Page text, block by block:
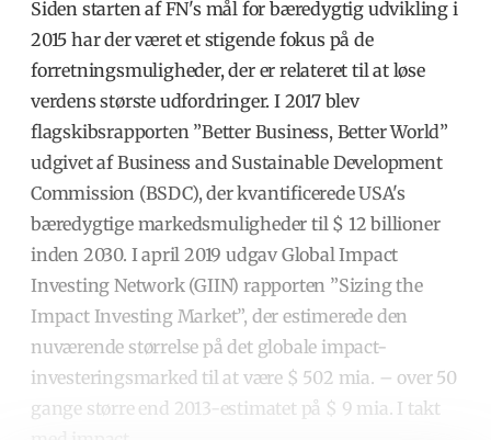
Siden starten af ​​FN's mål for bæredygtig udvikling i
2015 har der været et stigende fokus på de
forretningsmuligheder, der er relateret til at løse
verdens største udfordringer. I 2017 blev
flagskibsrapporten ”Better Business, Better World”
udgivet af Business and Sustainable Development
Commission (BSDC), der kvantificerede USA's
bæredygtige markedsmuligheder til $ 12 billioner
inden 2030. I april 2019 udgav Global Impact
Investing Network (GIIN) rapporten ”Sizing the
Impact Investing Market”, der estimerede den
nuværende størrelse på det globale impact-
investeringsmarked til at være $ 502 mia. – over 50
gange større end 2013-estimatet på $ 9 mia. I takt